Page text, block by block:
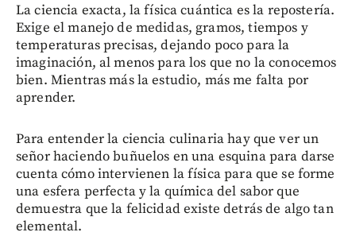
La ciencia exacta, la física cuántica es la repostería.
Exige el manejo de medidas, gramos, tiempos y
temperaturas precisas, dejando poco para la
imaginación, al menos para los que no la conocemos
bien. Mientras más la estudio, más me falta por
aprender.
Para entender la ciencia culinaria hay que ver un
señor haciendo buñuelos en una esquina para darse
cuenta cómo intervienen la física para que se forme
una esfera perfecta y la química del sabor que
demuestra que la felicidad existe detrás de algo tan
elemental.